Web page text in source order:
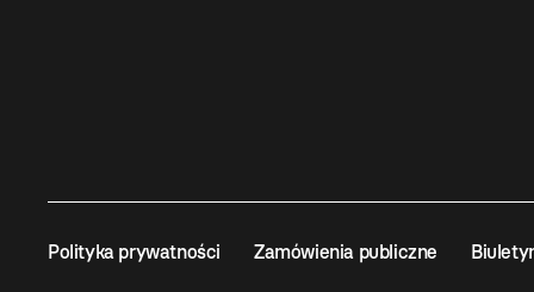
Polityka prywatności Zamówienia publiczne